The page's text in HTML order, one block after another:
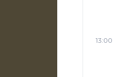
13:00